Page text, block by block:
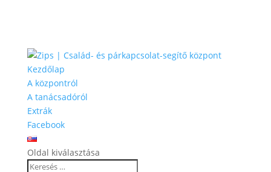
Kezdőlap
A központról
A tanácsadóról
Extrák
Facebook
Oldal kiválasztása